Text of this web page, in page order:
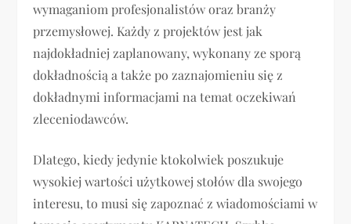
wymaganiom profesjonalistów oraz branży
przemysłowej. Każdy z projektów jest jak
najdokładniej zaplanowany, wykonany ze sporą
dokładnością a także po zaznajomieniu się z
dokładnymi informacjami na temat oczekiwań
zleceniodawców.
Dlatego, kiedy jedynie ktokolwiek poszukuje
wysokiej wartości użytkowej stołów dla swojego
interesu, to musi się zapoznać z wiadomościami w